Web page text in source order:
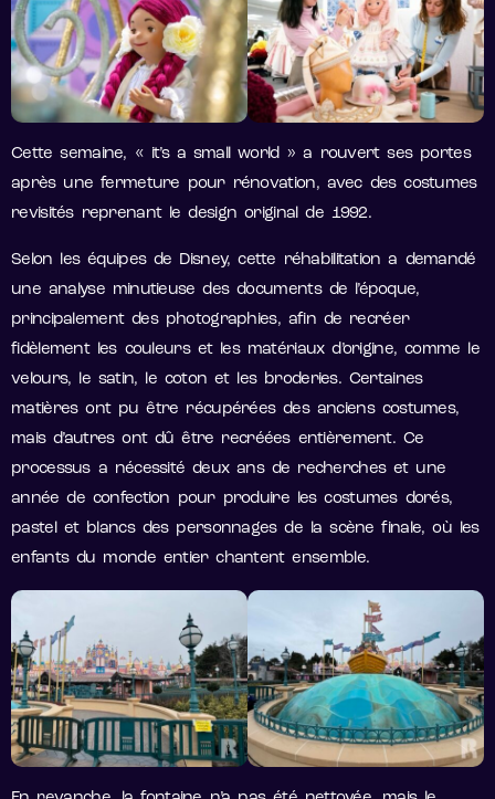
Cette semaine, « it’s a small world » a rouvert ses portes
après une fermeture pour rénovation, avec des costumes
revisités reprenant le design original de 1992.
Selon les équipes de Disney, cette réhabilitation a demandé
une analyse minutieuse des documents de l’époque,
principalement des photographies, afin de recréer
fidèlement les couleurs et les matériaux d’origine, comme le
velours, le satin, le coton et les broderies. Certaines
matières ont pu être récupérées des anciens costumes,
mais d’autres ont dû être recréées entièrement. Ce
processus a nécessité deux ans de recherches et une
année de confection pour produire les costumes dorés,
pastel et blancs des personnages de la scène finale, où les
enfants du monde entier chantent ensemble.